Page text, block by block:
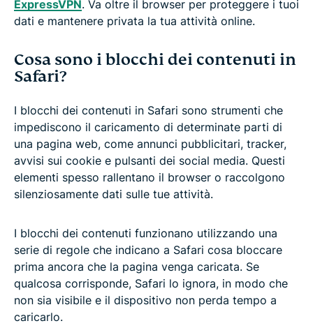
ExpressVPN. Va oltre il browser per proteggere i tuoi
dati e mantenere privata la tua attività online.
Cosa sono i blocchi dei contenuti in
Safari?
I blocchi dei contenuti in Safari sono strumenti che
impediscono il caricamento di determinate parti di
una pagina web, come annunci pubblicitari, tracker,
avvisi sui cookie e pulsanti dei social media. Questi
elementi spesso rallentano il browser o raccolgono
silenziosamente dati sulle tue attività.
I blocchi dei contenuti funzionano utilizzando una
serie di regole che indicano a Safari cosa bloccare
prima ancora che la pagina venga caricata. Se
qualcosa corrisponde, Safari lo ignora, in modo che
non sia visibile e il dispositivo non perda tempo a
caricarlo.